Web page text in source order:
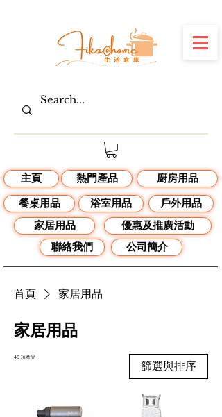
公司簡介
廚房用品
優惠及推廣活動
聯絡我們
熱門產品
主頁
餐桌用品
浴室用品
家居用品
戶外用品
首頁 家居用品
家居用品
40 項產品
篩選與排序